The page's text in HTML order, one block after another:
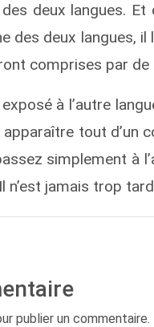
deux langues.
des deux langues,
comprises par
à l’autre
tout d’un
simplement à
n’est jamais trop
publier un commentaire.